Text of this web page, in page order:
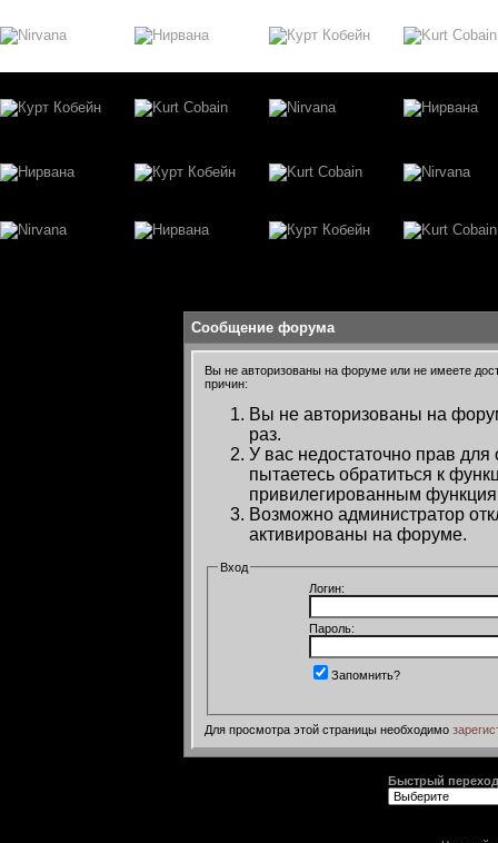
Сообщение форума
Вы не авторизованы на форуме или не имеете
причин:
Вы не авторизованы на
раз.
У вас недостаточно прав
пытаетесь обратиться к
привилегированным
Возможно администратор
активированы на форуме.
Вход
Логин:
Пароль:
Запомнить?
Для просмотра этой страницы необходимо
Быстрый переход